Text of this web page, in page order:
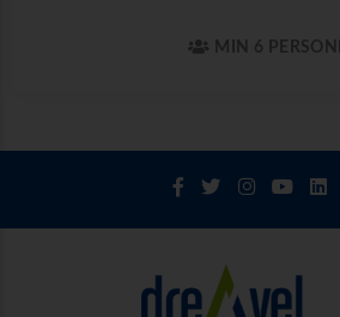
MIN 6